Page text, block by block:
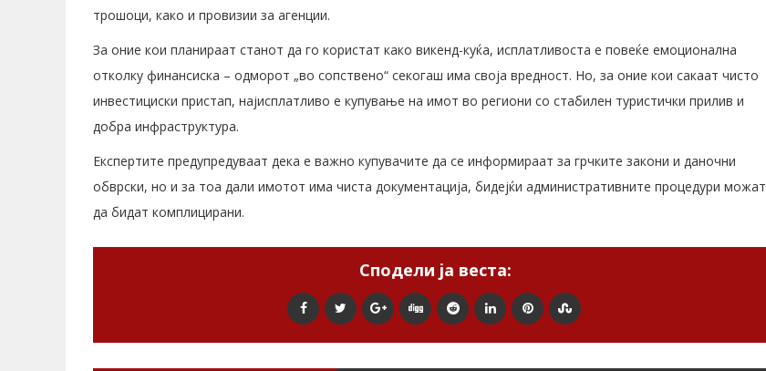
трошоци, како и провизии за агенции.
За оние кои планираат станот да го користат како викенд-куќа, исплатливоста е повеќе емоционална
отколку финансиска – одморот „во сопствено“ секогаш има своја вредност. Но, за оние кои сакаат чисто
инвестициски пристап, најисплатливо е купување на имот во региони со стабилен туристички прилив и
добра инфраструктура.
Експертите предупредуваат дека е важно купувачите да се информираат за грчките закони и даночни
обврски, но и за тоа дали имотот има чиста документација, бидејќи административните процедури можат
да бидат комплицирани.
Сподели ја веста: